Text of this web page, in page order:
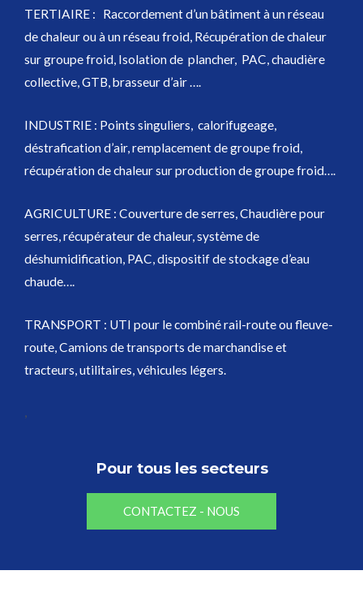
TERTIAIRE : Raccordement d’un bâtiment à un réseau
de chaleur ou à un réseau froid, Récupération de chaleur
sur groupe froid, Isolation de plancher, PAC, chaudière
collective, GTB, brasseur d’air ….
INDUSTRIE : Points singuliers, calorifugeage,
déstrafication d’air, remplacement de groupe froid,
récupération de chaleur sur production de groupe froid….
AGRICULTURE : Couverture de serres, Chaudière pour
serres, récupérateur de chaleur, système de
déshumidification, PAC, dispositif de stockage d’eau
chaude….
TRANSPORT : UTI pour le combiné rail-route ou fleuve-
route, Camions de transports de marchandise et
tracteurs, utilitaires, véhicules légers.
,
Pour tous les secteurs
CONTACTEZ - NOUS